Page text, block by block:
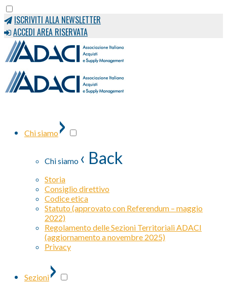
ISCRIVITI ALLA NEWSLETTER
ACCEDI AREA RISERVATA
Chi siamo ›
Chi siamo ‹ Back
Storia
Consiglio direttivo
Codice etica
Statuto (approvato con Referendum – maggio
2022)
Regolamento delle Sezioni Territoriali ADACI
(aggiornamento a novembre 2025)
Privacy
Sezioni›